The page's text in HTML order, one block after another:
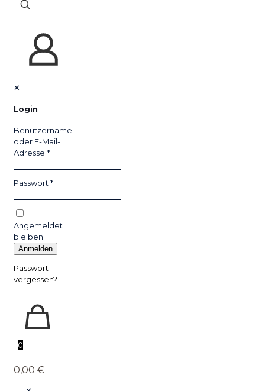
✕
Login
Benutzername
oder E-Mail-
Adresse *
Passwort *
Angemeldet
bleiben
Anmelden
Passwort
vergessen?
0
0,00 €